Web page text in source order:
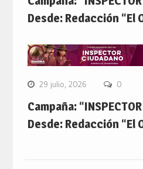
Desde: Redacción “El
29 julio, 2026 0
Campaña:
Desde: Redacción “El